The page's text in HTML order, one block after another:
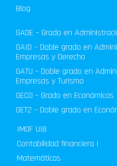
Blog
GADE – Grado en
GAID – Doble grado en
Empresas y Derecho
GATU – Doble grado en
Empresas y Turismo
GECO – Grado en Económicas
GET2 – Doble grado en
IMOF UIB
Contabilidad financiera I
Matemáticas